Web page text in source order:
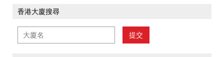
香港大廈搜尋
提交